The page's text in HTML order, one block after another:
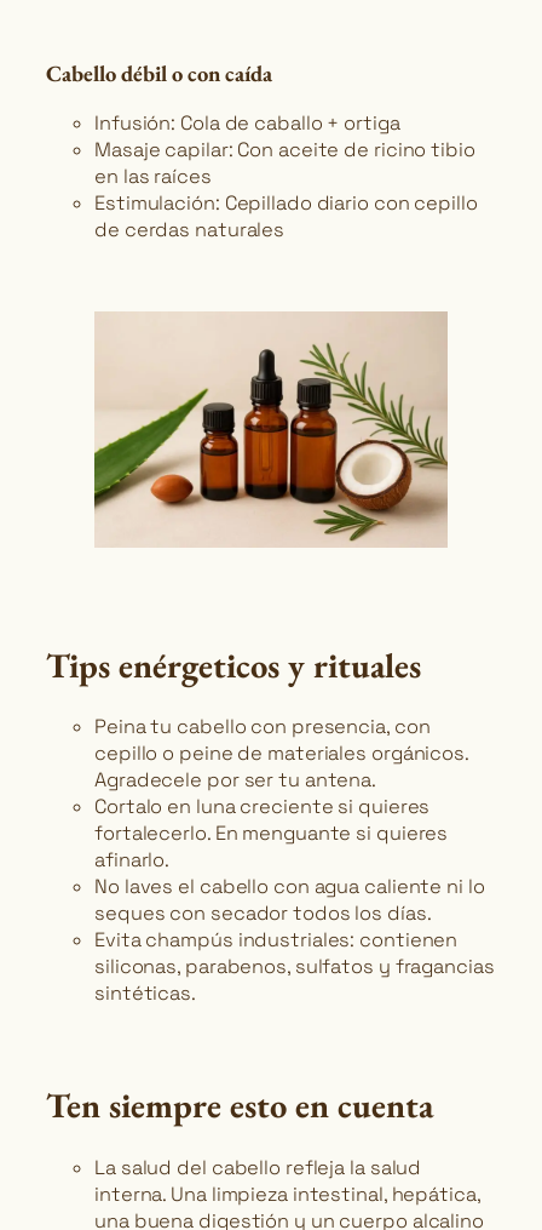
Cabello débil o con caída
Infusión: Cola de caballo + ortiga
Masaje capilar: Con aceite de ricino tibio
en las raíces
Estimulación: Cepillado diario con cepillo
de cerdas naturales
Tips enérgeticos y rituales
Peina tu cabello con presencia, con
cepillo o peine de materiales orgánicos.
Agradecele por ser tu antena.
Cortalo en luna creciente si quieres
fortalecerlo. En menguante si quieres
afinarlo.
No laves el cabello con agua caliente ni lo
seques con secador todos los días.
Evita champús industriales: contienen
siliconas, parabenos, sulfatos y fragancias
sintéticas.
Ten siempre esto en cuenta
La salud del cabello refleja la salud
interna. Una limpieza intestinal, hepática,
una buena digestión y un cuerpo alcalino